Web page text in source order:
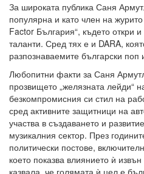
За широката публика Саня
популярна и като член на
Factor България“, където откри
таланти. Сред тях е и DARA,
разпознаваемите български поп
Любопитни факти за Саня
прозвището „желязната лейди“
безкомпромисния си стил на
сред активните защитници на
участва в създаването и
музикалния сектор. През
политически постове,
което показва влиянието ѝ
казвала, че голямата ѝ цел е